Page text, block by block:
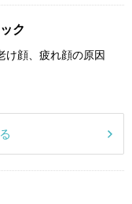
ク
け顔、疲れ顔の原因